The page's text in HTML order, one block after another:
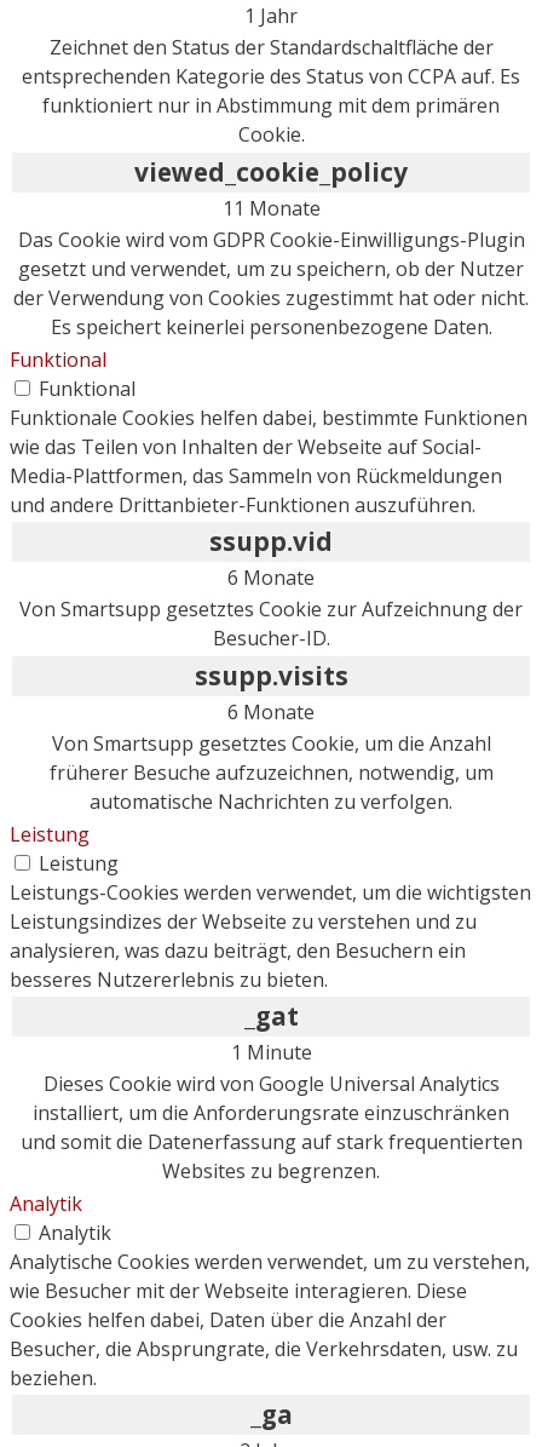
1 Jahr
Zeichnet den Status der Standardschaltfläche der
entsprechenden Kategorie des Status von CCPA auf. Es
funktioniert nur in Abstimmung mit dem primären
Cookie.
viewed_cookie_policy
11 Monate
Das Cookie wird vom GDPR Cookie-Einwilligungs-Plugin
gesetzt und verwendet, um zu speichern, ob der Nutzer
der Verwendung von Cookies zugestimmt hat oder nicht.
Es speichert keinerlei personenbezogene Daten.
Funktional
Funktional
Funktionale Cookies helfen dabei, bestimmte Funktionen
wie das Teilen von Inhalten der Webseite auf Social-
Media-Plattformen, das Sammeln von Rückmeldungen
und andere Drittanbieter-Funktionen auszuführen.
ssupp.vid
6 Monate
Von Smartsupp gesetztes Cookie zur Aufzeichnung der
Besucher-ID.
ssupp.visits
6 Monate
Von Smartsupp gesetztes Cookie, um die Anzahl
früherer Besuche aufzuzeichnen, notwendig, um
automatische Nachrichten zu verfolgen.
Leistung
Leistung
Leistungs-Cookies werden verwendet, um die wichtigsten
Leistungsindizes der Webseite zu verstehen und zu
analysieren, was dazu beiträgt, den Besuchern ein
besseres Nutzererlebnis zu bieten.
_gat
1 Minute
Dieses Cookie wird von Google Universal Analytics
installiert, um die Anforderungsrate einzuschränken
und somit die Datenerfassung auf stark frequentierten
Websites zu begrenzen.
Analytik
Analytik
Analytische Cookies werden verwendet, um zu verstehen,
wie Besucher mit der Webseite interagieren. Diese
Cookies helfen dabei, Daten über die Anzahl der
Besucher, die Absprungrate, die Verkehrsdaten, usw. zu
beziehen.
_ga